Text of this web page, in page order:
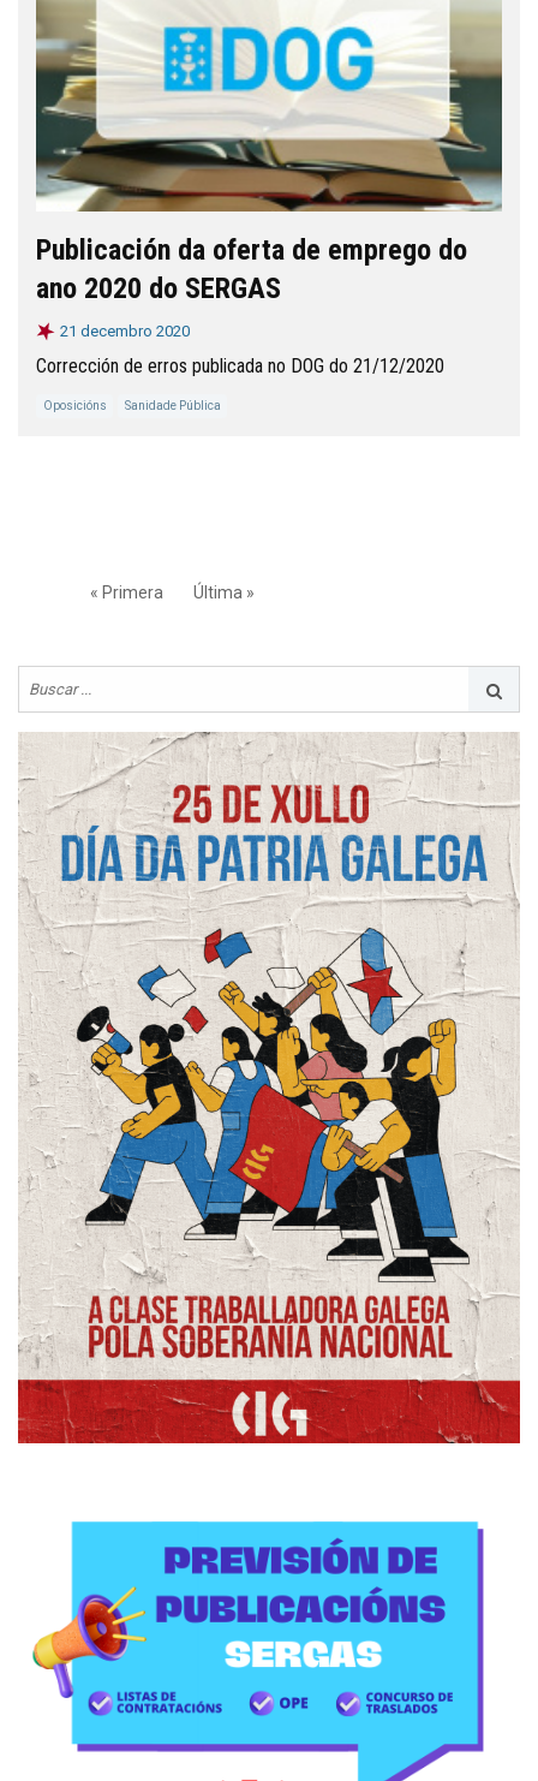
Publicación da oferta de emprego do
ano 2020 do SERGAS
21 decembro 2020
Corrección de erros publicada no DOG do 21/12/2020
Oposicións Sanidade Pública
« Primera Última »